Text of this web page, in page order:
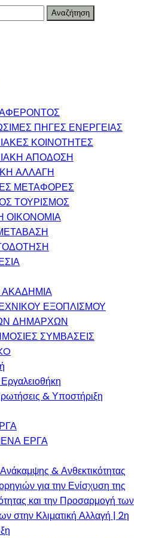
ΠΗΓΕΣ ΕΝΕΡΓΕΙΑΣ
ΚΟΙΝΟΤΗΤΕΣ
ΑΠΟΔΟΣΗ
ΑΛΛΑΓΗ
ΜΕΤΑΦΟΡΕΣ
ΤΟΥΡΙΣΜΟΣ
ΟΙΚΟΝΟΜΙΑ
ΕΞΟΠΛΙΣΜΟΥ
ΔΗΜΑΡΧΩΝ
ΣΥΜΒΑΣΕΙΣ
& Υποστήριξη
ΕΡΓΑ
& Ανθεκτικότητας
για την Ενίσχυση της
και την Προσαρμογή των
στην Κλιματική Αλλαγή | 2η